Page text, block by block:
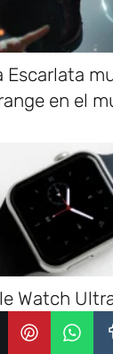
Escarlata
en el
Watch
en su